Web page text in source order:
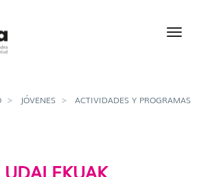
principal
- gazteria
JÓVENES
ACTIVIDADES Y PROGRAMAS
UDALEKUAK